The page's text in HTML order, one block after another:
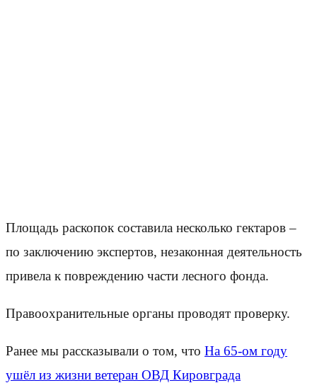
Площадь раскопок составила несколько гектаров –
по заключению экспертов, незаконная деятельность
привела к повреждению части лесного фонда.
Правоохранительные органы проводят проверку.
Ранее мы рассказывали о том, что На 65-ом году
ушёл из жизни ветеран ОВД Кировграда